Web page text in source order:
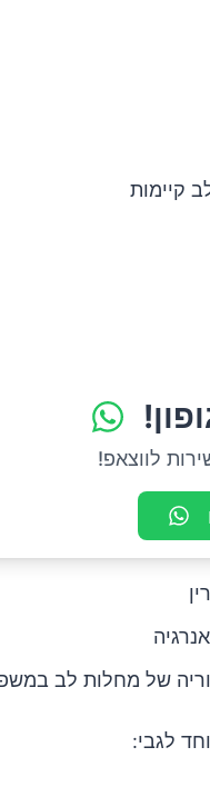
קיימות
לווצאפ!
של מחלות לב
לגבי: